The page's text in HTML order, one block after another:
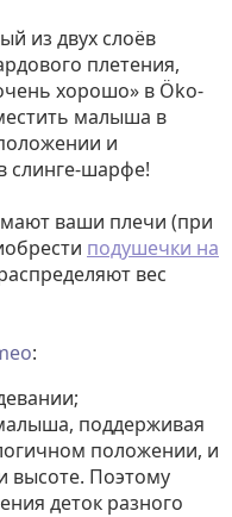
из двух слоёв
плетения,
хорошо» в Öko-
малыша в
и
слинге-шарфе!
ваши плечи (при
подушечки на
вес
:
поддерживая
положении, и
высоте. Поэтому
деток разного